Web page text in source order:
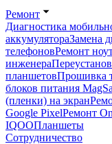
Ремонт
Диагностика
аккумулятораЗамена
телефоновРемонт
инженера
планшетовПрошивка
блоков питания
(пленки) на экран
Google PixelРемонт
IQOOПланшеты
Сотрудничество